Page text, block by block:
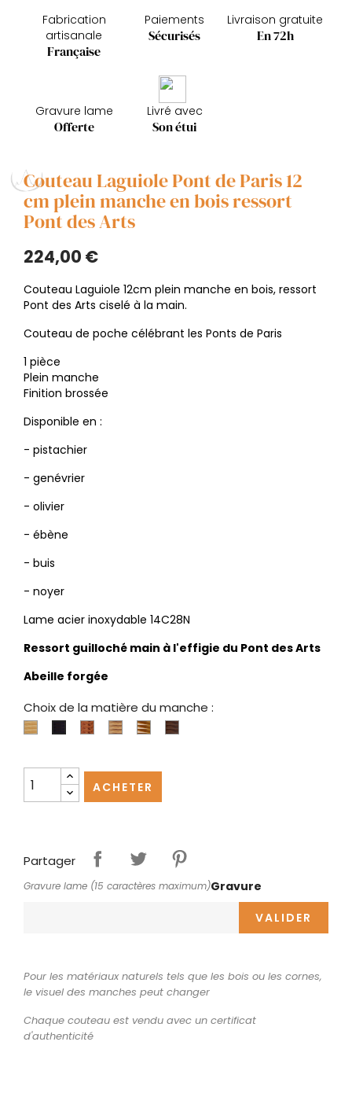
Fabrication
artisanale
Française
Paiements
Sécurisés
Livraison gratuite
En 72h
Gravure lame
Offerte
Livré avec
Son étui
Couteau Laguiole Pont de Paris 12
cm plein manche en bois ressort
Pont des Arts
224,00 €
Couteau Laguiole 12cm plein manche en bois, ressort
Pont des Arts ciselé à la main.
Couteau de poche célébrant les Ponts de Paris
1 pièce
Plein manche
Finition brossée
Disponible en :
- pistachier
- genévrier
- olivier
- ébène
- buis
- noyer
Lame acier inoxydable 14C28N
Ressort guilloché main à l'effigie du Pont des Arts
Abeille forgée
Choix de la matière du manche :
Buis EbèneGenévrier
OlivierPistachier
ACHETER
Partager
Gravure
Gravure lame (15 caractères maximum)
VALIDER
Pour les matériaux naturels tels que les bois ou les cornes,
le visuel des manches peut changer
Chaque couteau est vendu avec un certificat
d'authenticité